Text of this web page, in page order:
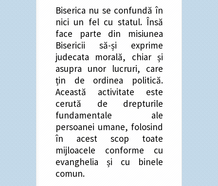
Biserica nu se confundă în
nici un fel cu statul. Însă
face parte din misiunea
Bisericii să-și exprime
judecata morală, chiar și
asupra unor lucruri, care
țin de ordinea politică.
Această activitate este
cerută de drepturile
fundamentale ale
persoanei umane, folosind
în acest scop toate
mijloacele conforme cu
evanghelia și cu binele
comun.